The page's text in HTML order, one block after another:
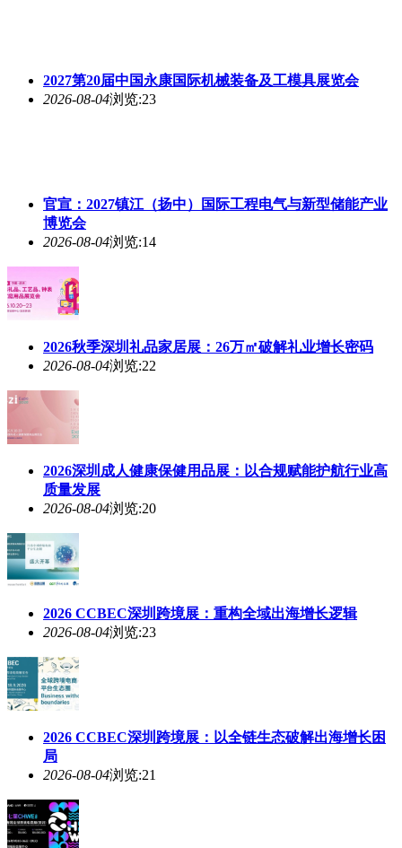
2027第20届中国永康国际机械装备及工模具展览会
2026-08-04浏览:23
官宣：2027镇江（扬中）国际工程电气与新型储能产业
博览会
2026-08-04浏览:14
2026秋季深圳礼品家居展：26万㎡破解礼业增长密码
2026-08-04浏览:22
2026深圳成人健康保健用品展：以合规赋能护航行业高
质量发展
2026-08-04浏览:20
2026 CCBEC深圳跨境展：重构全域出海增长逻辑
2026-08-04浏览:23
2026 CCBEC深圳跨境展：以全链生态破解出海增长困
局
2026-08-04浏览:21